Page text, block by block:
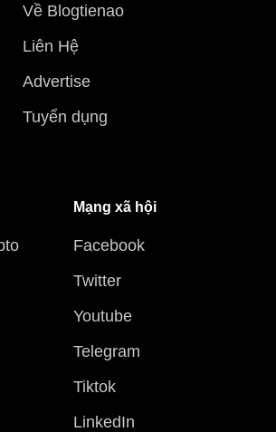
Về Blogtienao
Liên Hệ
Advertise
Tuyển dụng
Mạng xã hội
Facebook
Twitter
Youtube
Telegram
Tiktok
LinkedIn